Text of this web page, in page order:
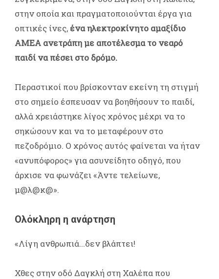
στην οποία και πραγματοποιούνται έργα για
οπτικές ίνες, ένα ηλεκτροκίνητο αμαξίδιο
ΑΜΕΑ ανετράπη με αποτέλεσμα το νεαρό
παιδί να πέσει στο δρόμο.
Περαστικοί που βρίσκονταν εκείνη τη στιγμή
στο σημείο έσπευσαν να βοηθήσουν το παιδί,
αλλά χρειάστηκε λίγος χρόνος μέχρι να το
σηκώσουν και να το μεταφέρουν στο
πεζοδρόμιο. Ο χρόνος αυτός φαίνεται να ήταν
«ανυπόφορος» για ασυνείδητο οδηγό, που
άρχισε να φωνάζει «Άντε τελείωνε,
μ@λ@κ@».
Ολόκληρη η ανάρτηση
«Λίγη ανθρωπιά...δεν βλάπτει!
Χθες στην οδό Δαγκλή στη Χαλέπα που